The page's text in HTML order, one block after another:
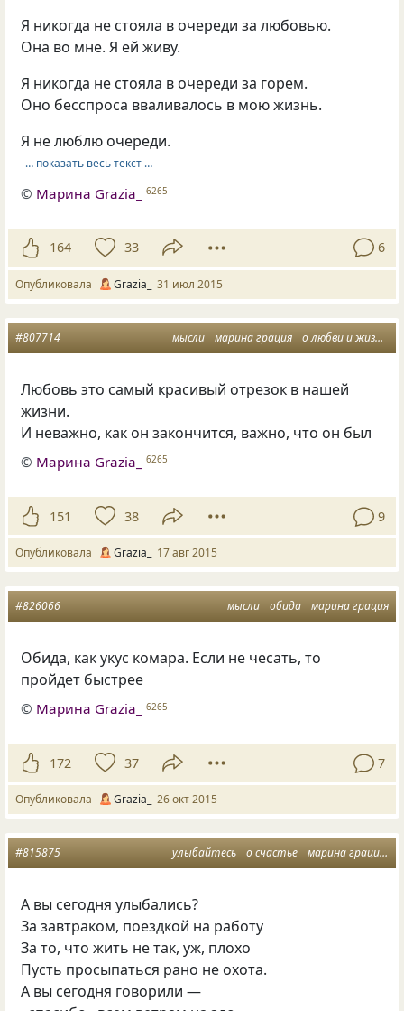
Я никогда не стояла в очереди за любовью.
Она во мне. Я ей живу.
Я никогда не стояла в очереди за горем.
Оно бесспроса вваливалось в мою жизнь.
Я не люблю очереди.
… показать весь текст …
© Марина Grazia_ 6265
164 33 6
Опубликовала Grazia_ 31 июл 2015
мысли марина грация о любви и жизни
#807714
Любовь это самый красивый отрезок в нашей
жизни.
И неважно, как он закончится, важно, что он был
© Марина Grazia_ 6265
151 38 9
Опубликовала Grazia_ 17 авг 2015
мысли обида марина грация
#826066
Обида, как укус комара. Если не чесать, то
пройдет быстрее
© Марина Grazia_ 6265
172 37 7
Опубликовала Grazia_ 26 окт 2015
улыбайтесь о счастье марина грация
#815875
А вы сегодня улыбались?
За завтраком, поездкой на работу
За то, что жить не так, уж, плохо
Пусть просыпаться рано не охота.
А вы сегодня говорили —